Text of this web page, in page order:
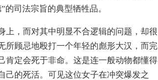
司法宗旨的典型牺牲品。
，而对其中明显不合逻辑的问题，却很
所顾忌地殴打一个年轻的彪形大汉，而完
肯定会死于非命。这是连一般动物都懂得
己的死活。可见这位女子在冲突爆发之